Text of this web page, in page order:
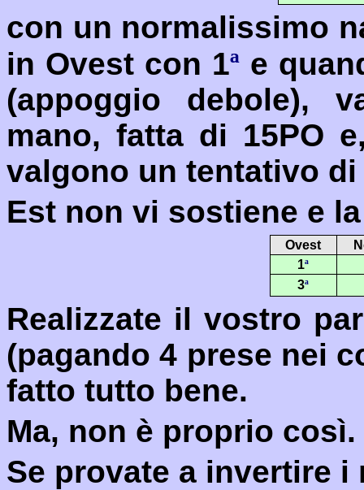
con un normalissimo
in Ovest con 1ª e
(appoggio debole),
mano, fatta di 15PO
valgono un tentativo di
Est non vi sostiene e
Ovest
1ª
3ª
Realizzate il vostro
(pagando 4 prese nei
fatto tutto bene.
Ma, non è proprio così.
Se provate a invertire